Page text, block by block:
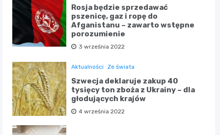
Rosja będzie sprzedawać
pszenicę, gaz i ropę do
Afganistanu – zawarto wstępne
porozumienie
3 września 2022
Aktualności Ze świata
Szwecja deklaruje zakup 40
tysięcy ton zboża z Ukrainy – dla
głodujących krajów
4 września 2022